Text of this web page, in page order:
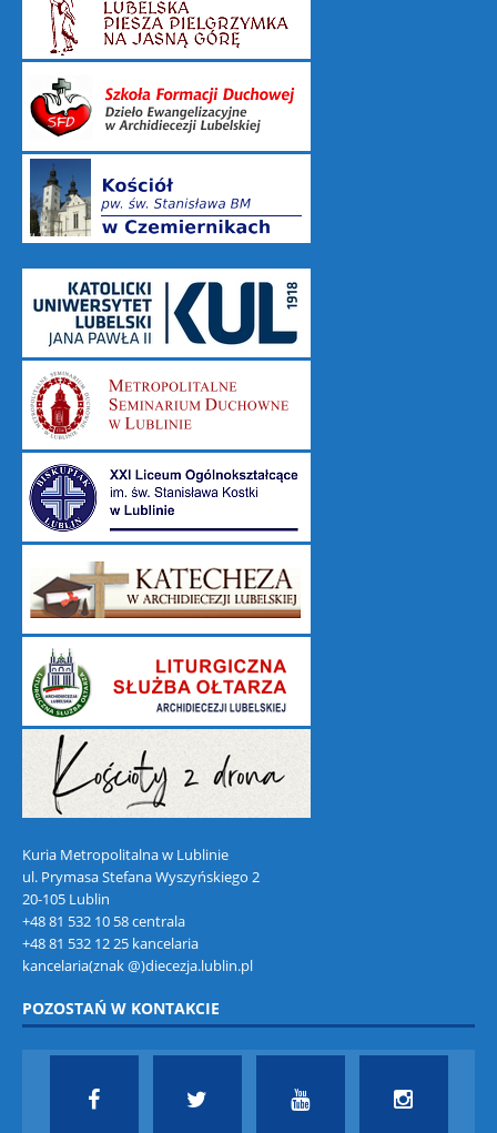
Kuria Metropolitalna w Lublinie
ul. Prymasa Stefana Wyszyńskiego 2
20-105 Lublin
+48 81 532 10 58 centrala
+48 81 532 12 25 kancelaria
kancelaria(znak @)diecezja.lublin.pl
POZOSTAŃ W KONTAKCIE